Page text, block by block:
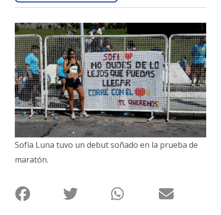
Interés
La
Ciudad
Deportes
Arte
y
Espectáculos
Policiales
Cartelera
Fotos
Clasificados
Sofía Luna tuvo un debut soñado en la prueba de
maratón.